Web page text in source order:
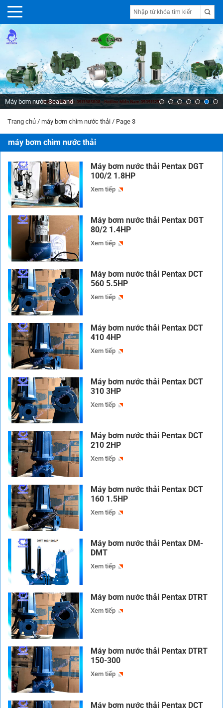
Máy bơm nước SeaLand
Trang chủ / máy bơm chìm nước thải / Page 3
máy bơm chìm nước thải
Máy bơm nước thải Pentax DGT
100/2 1.8HP
Xem tiếp
Máy bơm nước thải Pentax DGT
80/2 1.4HP
Xem tiếp
Máy bơm nước thải Pentax DCT
560 5.5HP
Xem tiếp
Máy bơm nước thải Pentax DCT
410 4HP
Xem tiếp
Máy bơm nước thải Pentax DCT
310 3HP
Xem tiếp
Máy bơm nước thải Pentax DCT
210 2HP
Xem tiếp
Máy bơm nước thải Pentax DCT
160 1.5HP
Xem tiếp
Máy bơm nước thải Pentax DM-
DMT
Xem tiếp
Máy bơm nước thải Pentax DTRT
Xem tiếp
Máy bơm nước thải Pentax DTRT
150-300
Xem tiếp
Máy bơm nước thải Pentax DCT